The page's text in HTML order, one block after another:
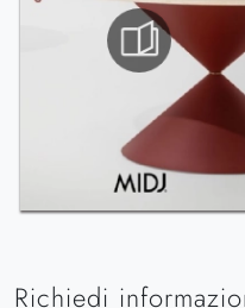
Richiedi